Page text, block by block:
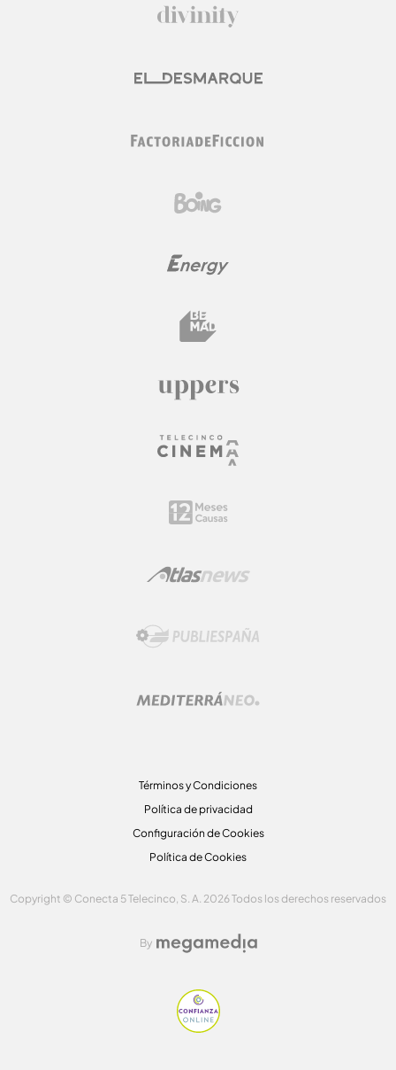
Términos y Condiciones
Política de privacidad
Configuración de Cookies
Política de Cookies
Copyright © Conecta 5 Telecinco, S. A. 2026 Todos los derechos reservados
By